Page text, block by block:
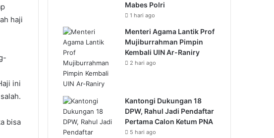
haji
ini
bisa
Mabes Polri
1 hari ago
Menteri Agama Lantik Prof
Mujiburrahman Pimpin
Kembali UIN Ar-Raniry
2 hari ago
Kantongi Dukungan 18
DPW, Rahul Jadi Pendaftar
Pertama Calon Ketum PNA
5 hari ago